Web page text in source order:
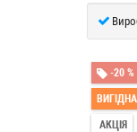
-20 %
АКЦІЯ